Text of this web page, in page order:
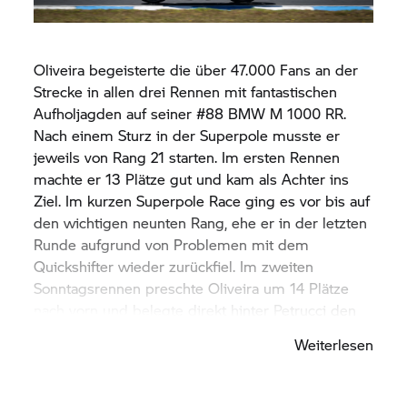
Oliveira begeisterte die über 47.000 Fans an der
Strecke in allen drei Rennen mit fantastischen
Aufholjagden auf seiner #88 BMW M 1000 RR.
Nach einem Sturz in der Superpole musste er
jeweils von Rang 21 starten. Im ersten Rennen
machte er 13 Plätze gut und kam als Achter ins
Ziel. Im kurzen Superpole Race ging es vor bis auf
den wichtigen neunten Rang, ehe er in der letzten
Runde aufgrund von Problemen mit dem
Quickshifter wieder zurückfiel. Im zweiten
Sonntagsrennen preschte Oliveira um 14 Plätze
nach vorn und belegte direkt hinter Petrucci den
Weiterlesen